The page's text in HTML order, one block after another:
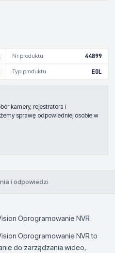
Nr produktu 44899
Typ produktu EOL
kamery, rejestratora i
sprawę odpowiedniej osobie w
i odpowiedzi
Oprogramowanie NVR
Oprogramowanie NVR to
do zarządzania wideo,